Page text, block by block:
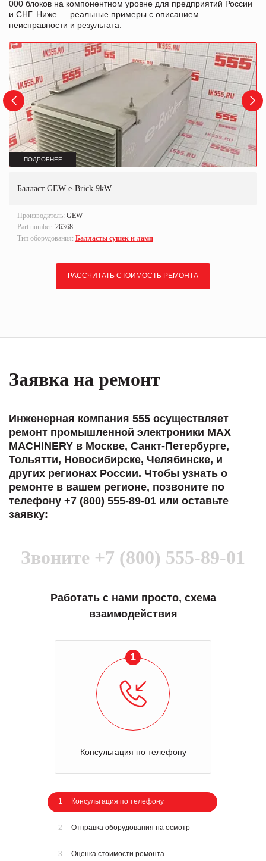
000 блоков на компонентном уровне для предприятий России
и СНГ. Ниже — реальные примеры с описанием
неисправности и результата.
ПОДРОБНЕЕ
Балласт GEW e-Brick 9kW
Производитель: GEW
Part number: 26368
Тип оборудования: Балласты сушек и ламп
РАССЧИТАТЬ СТОИМОСТЬ РЕМОНТА
Заявка на ремонт
Инженерная компания 555 осуществляет
ремонт промышленной электроники MAX
MACHINERY в Москве, Санкт-Петербурге,
Тольятти, Новосибирске, Челябинске, и
других регионах России. Чтобы узнать о
ремонте в вашем регионе, позвоните по
телефону +7 (800) 555-89-01 или оставьте
заявку:
Звоните +7 (800) 555-89-01
Работать с нами просто, схема
взаимодействия
1
Консультация по телефону
1 Консультация по телефону
2 Отправка оборудования на осмотр
3 Оценка стоимости ремонта